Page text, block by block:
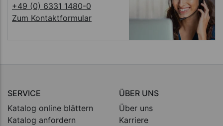
+49 (0) 6331 1480-0
Zum Kontaktformular
SERVICE
Katalog online blättern
Katalog anfordern
ÜBER UNS
Über uns
Karriere